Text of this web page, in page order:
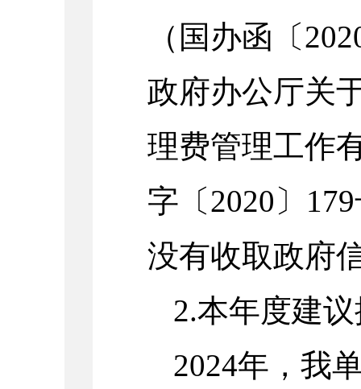
（国办函〔
政府办公厅关
理费管理工作
字〔2020 〕 179
没有收取政府
2.本年度建
2024年，我